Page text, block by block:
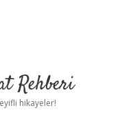
Rehberi
hikayeler!